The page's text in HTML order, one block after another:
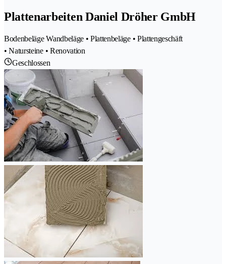
Plattenarbeiten Daniel Dröher GmbH
Bodenbeläge Wandbeläge • Plattenbeläge • Plattengeschäft
• Natursteine • Renovation
Geschlossen